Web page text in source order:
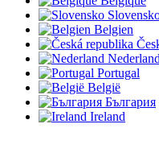
Belgien
Nederland
Portugal
België
България
Ireland